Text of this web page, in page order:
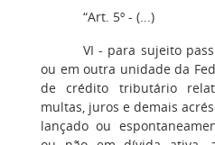
“Art. 5º - (...)
VI - para sujeito
ou em outra unidade da
de crédito tributário
multas, juros e demais
lançado ou